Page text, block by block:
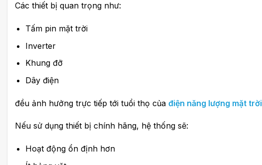
Các thiết bị quan trọng như:
Tấm pin mặt trời
Inverter
Khung đỡ
Dây điện
đều ảnh hưởng trực tiếp tới tuổi thọ của điện năng lượng mặt trời
Nếu sử dụng thiết bị chính hãng, hệ thống sẽ:
Hoạt động ổn định hơn